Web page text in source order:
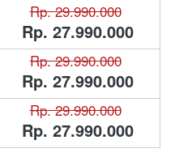
Rp. 29.990.000
Rp. 27.990.000
Rp. 29.990.000
Rp. 27.990.000
Rp. 29.990.000
Rp. 27.990.000